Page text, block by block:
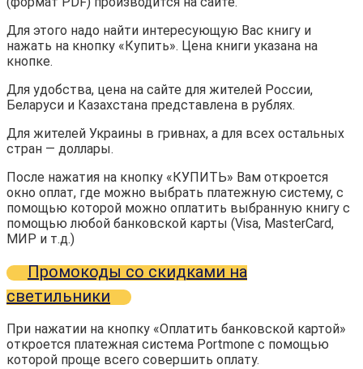
Для этого надо найти интересующую Вас книгу и
нажать на кнопку «Купить». Цена книги указана на
кнопке.
Для удобства, цена на сайте для жителей России,
Беларуси и Казахстана представлена в рублях.
Для жителей Украины в гривнах, а для всех остальных
стран — доллары.
После нажатия на кнопку «КУПИТЬ» Вам откроется
окно оплат, где можно выбрать платежную систему, с
помощью которой можно оплатить выбранную книгу с
помощью любой банковской карты (Visa, MasterCard,
МИР и т.д.)
Промокоды со скидками на
светильники
При нажатии на кнопку «Оплатить банковской картой»
откроется платежная система Portmone с помощью
которой проще всего совершить оплату.